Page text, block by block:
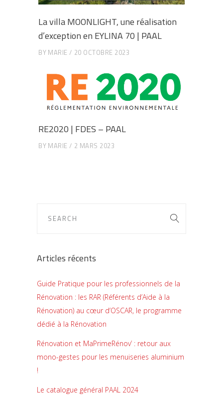
La villa MOONLIGHT, une réalisation
d’exception en EYLINA 70 | PAAL
BY MARIE 20 OCTOBRE 2023
RE2020 | FDES – PAAL
BY MARIE 2 MARS 2023
Articles récents
Guide Pratique pour les professionnels de la
Rénovation : les RAR (Référents d’Aide à la
Rénovation) au cœur d’OSCAR, le programme
dédié à la Rénovation
Rénovation et MaPrimeRénov’ : retour aux
mono-gestes pour les menuiseries aluminium
!
Le catalogue général PAAL 2024